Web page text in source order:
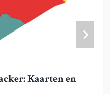
Kaarten en